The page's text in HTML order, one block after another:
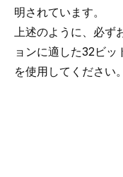
明されています。
上述のように、必ず
ョンに適した32ビ
を使用してください。